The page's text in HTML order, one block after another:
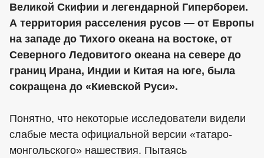
Великой Скифии и легендарной Гипербореи.
А территория расселения русов — от Европы
на западе до Тихого океана на востоке, от
Северного Ледовитого океана на севере до
границ Ирана, Индии и Китая на юге, была
сокращена до «Киевской Руси».
Понятно, что некоторые исследователи видели
слабые места официальной версии «татаро-
монгольского» нашествия. Пытаясь